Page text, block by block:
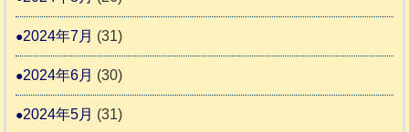
2024年7月 (31)
2024年6月 (30)
2024年5月 (31)